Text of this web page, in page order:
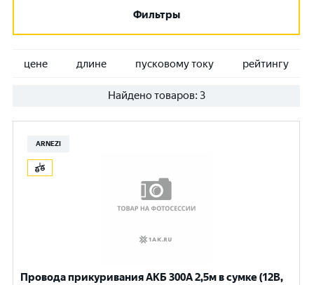
Фильтры
цене длине пусковому току рейтингу
Найдено товаров: 3
ARNEZI
Провода прикуривания АКБ 300А 2,5м в сумке (12В,